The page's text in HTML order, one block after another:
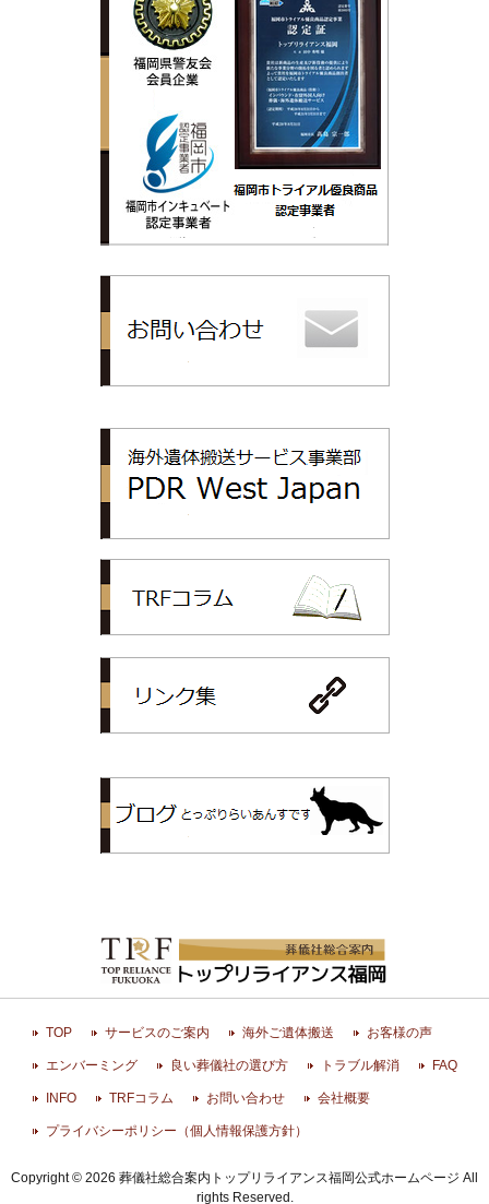
TOP サービスのご案内 海外ご遺体搬送 お客様の声
エンバーミング 良い葬儀社の選び方 トラブル解消 FAQ
INFO TRFコラム お問い合わせ 会社概要
プライバシーポリシー（個人情報保護方針）
Copyright © 2026 葬儀社総合案内トップリライアンス福岡公式ホームページ All
rights Reserved.